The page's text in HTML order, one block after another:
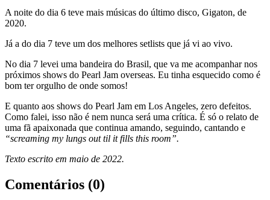
A noite do dia 6 teve mais músicas do último disco, Gigaton, de
2020.
Já a do dia 7 teve um dos melhores setlists que já vi ao vivo.
No dia 7 levei uma bandeira do Brasil, que va me acompanhar nos
próximos shows do Pearl Jam overseas. Eu tinha esquecido como é
bom ter orgulho de onde somos!
E quanto aos shows do Pearl Jam em Los Angeles, zero defeitos.
Como falei, isso não é nem nunca será uma crítica. É só o relato de
uma fã apaixonada que continua amando, seguindo, cantando e
“screaming my lungs out til it fills this room”.
Texto escrito em maio de 2022.
Comentários (0)